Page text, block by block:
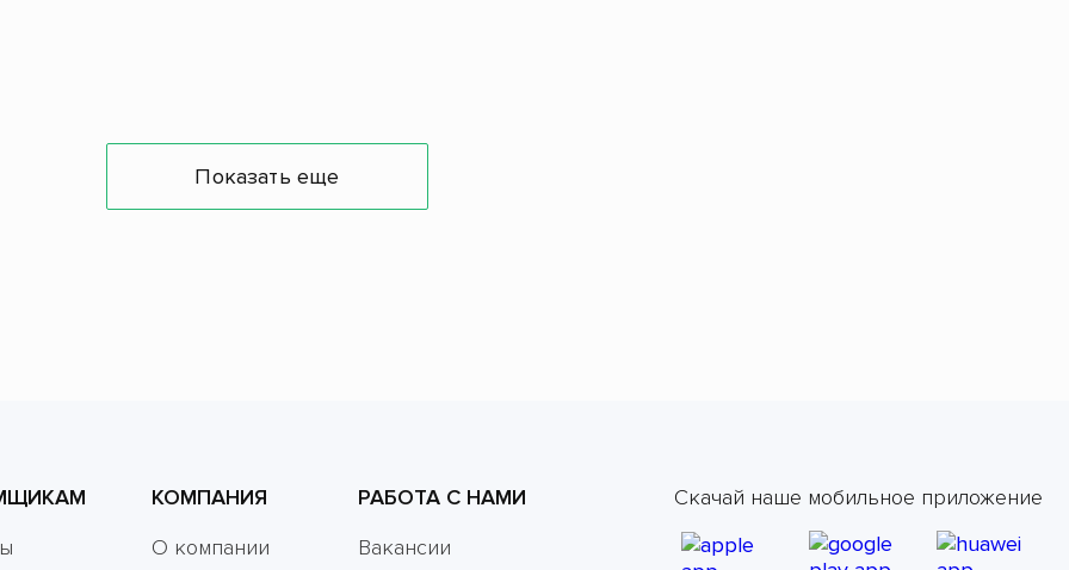
Показать еще
КОМПАНИЯ
О компании
РАБОТА С НАМИ
Вакансии
Скачай наше мобильное приложение